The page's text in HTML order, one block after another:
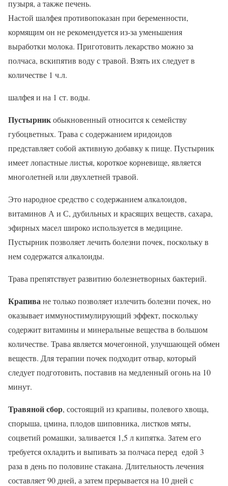
пузыря, а также печень.
Настой шалфея противопоказан при беременности,
кормящим он не рекомендуется из-за уменьшения
выработки молока. Приготовить лекарство можно за
полчаса, вскипятив воду с травой. Взять их следует в
количестве 1 ч.л.
шалфея и на 1 ст. воды.
Пустырникобыкновенный относится к семейству
губоцветных. Трава с содержанием иридоидов
представляет собой активную добавку к пище. Пустырник
имеет лопастные листья, короткое корневище, является
многолетней или двухлетней травой.
Это народное средство с содержанием алкалоидов,
витаминов А и С, дубильных и красящих веществ, сахара,
эфирных масел широко используется в медицине.
Пустырник позволяет лечить болезни почек, поскольку в
нем содержатся алкалоиды.
Трава препятствует развитию болезнетворных бактерий.
Крапиване только позволяет излечить болезни почек, но
оказывает иммуностимулирующий эффект, поскольку
содержит витамины и минеральные вещества в большом
количестве. Трава является мочегонной, улучшающей обмен
веществ. Для терапии почек подходит отвар, который
следует подготовить, поставив на медленный огонь на 10
минут.
Травяной сбор, состоящий из крапивы, полевого хвоща,
спорыша, цмина, плодов шиповника, листков мяты,
соцветий ромашки, заливается 1,5 л кипятка. Затем его
требуется охладить и выпивать за полчаса перед едой 3
раза в день по половине стакана. Длительность лечения
составляет 90 дней, а затем прерывается на 10 дней с